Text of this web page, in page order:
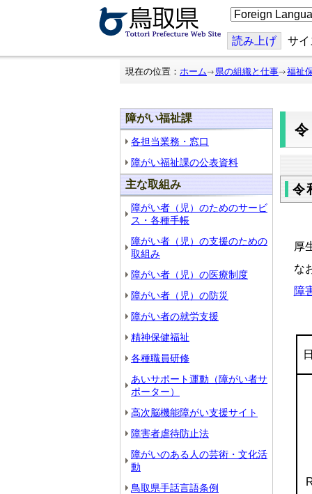
こ
の
ジ
を
翻
読み上げ サイ
現在の位置： ホーム 県の組織と仕事 福祉
障がい福祉課
各担当業務・窓口
障がい福祉課の公表資料
主な取組み
障がい者（児）のためのサービ
ス・各種手帳
障がい者（児）の支援のための
取組み
障がい者（児）の医療制度
障がい者（児）の防災
障がい者の就労支援
精神保健福祉
各種職員研修
あいサポート運動（障がい者サ
ポーター）
高次脳機能障がい支援サイト
障害者虐待防止法
障がいのある人の芸術・文化活
動
鳥取県手話言語条例
令
厚
な
障